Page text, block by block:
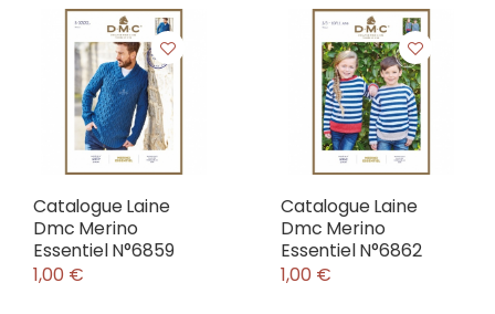
Catalogue Laine
Dmc Merino
Essentiel N°6859
1,00 €
Catalogue Laine
Dmc Merino
Essentiel N°6862
1,00 €